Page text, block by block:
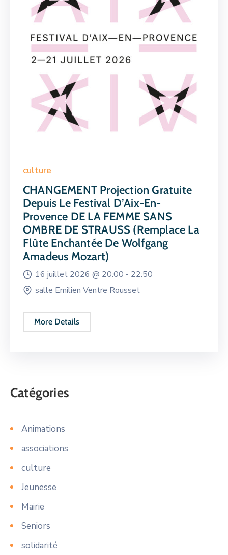
culture
CHANGEMENT Projection Gratuite
Depuis Le Festival D’Aix-En-
Provence DE LA FEMME SANS
OMBRE DE STRAUSS (remplace La
Flûte Enchantée De Wolfgang
Amadeus Mozart)
16 juillet 2026 @ 20:00 - 22:50
salle Emilien Ventre Rousset
More Details
Catégories
Animations
associations
culture
Jeunesse
Mairie
Seniors
solidarité